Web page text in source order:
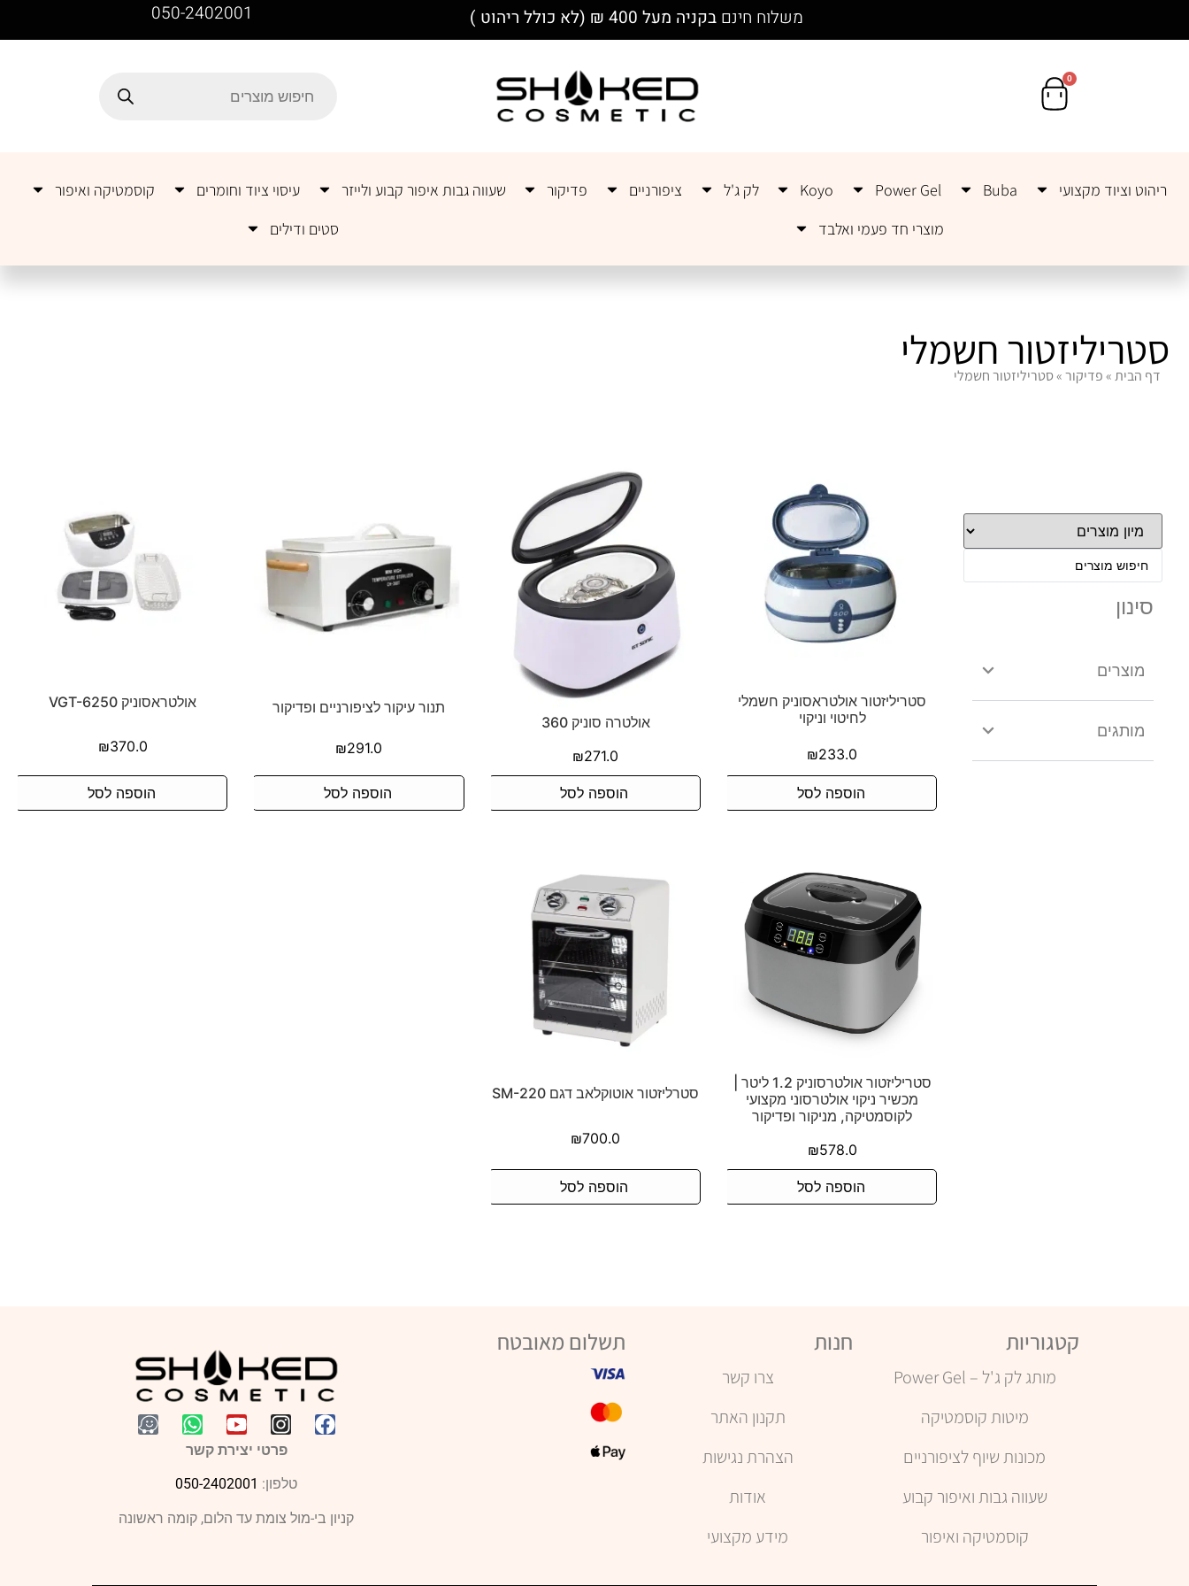
משלוח חינם בקניה מעל 400 ₪ (לא כולל ריהוט ) 050-2402001
0
ריהוט וציוד מקצועי Buba
Power Gel
Koyo לק ג'ל ציפורניים פדיקור שעווה גבות איפור קבוע ולייזר עיסוי ציוד וחומרים
קוסמטיקה ואיפור
מוצרי חד פעמי ואלבד
סטים ודילים
סטריליזטור חשמלי
דף הבית»פדיקור»סטריליזטור חשמלי
סינון
מוצרים
מותגים
סטריליזטור אולטראסוניק חשמלי
לחיטוי וניקוי
₪233.0
הוספה לסל
אולטרה סוניק 360
₪271.0
הוספה לסל
תנור עיקור לציפורניים ופדיקור
₪291.0
הוספה לסל
אולטראסוניק VGT-6250
₪370.0
הוספה לסל
סטריליזטור אולטרסוניק 1.2 ליטר |
מכשיר ניקוי אולטרסוני מקצועי
לקוסמטיקה, מניקור ופדיקור
₪578.0
הוספה לסל
סטרליזטור אוטוקלאב דגם SM-220
₪700.0
הוספה לסל
קטגוריות
מותג לק ג'ל – Power Gel
מיטות קוסמטיקה
מכונות שיוף לציפורניים
שעווה גבות ואיפור קבוע
קוסמטיקה ואיפור
חנות
צרו קשר
תקנון האתר
הצהרת נגישות
אודות
מידע מקצועי
תשלום מאובטח
פרטי יצירת קשר
טלפון: 050-2402001
קניון בי-מול צומת עד הלום, קומה ראשונה